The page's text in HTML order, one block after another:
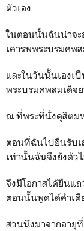
ตัวเอง
ในตอนนั้นฉันน่าจะ
เคารพพระบรมศพส
และในวันนั้นเองเ
พระบรมศพสมเด็จ
ณ ที่พระที่นั่งดุสิตม
ตอนที่ฉันไปยืนรับเ
เท่านั้นฉันจึงยังตัว
จึงมีโอกาสได้ยืนแ
ตอนนั้นพูดได้คำเดี
ส่วนนึงมาจากอายุ